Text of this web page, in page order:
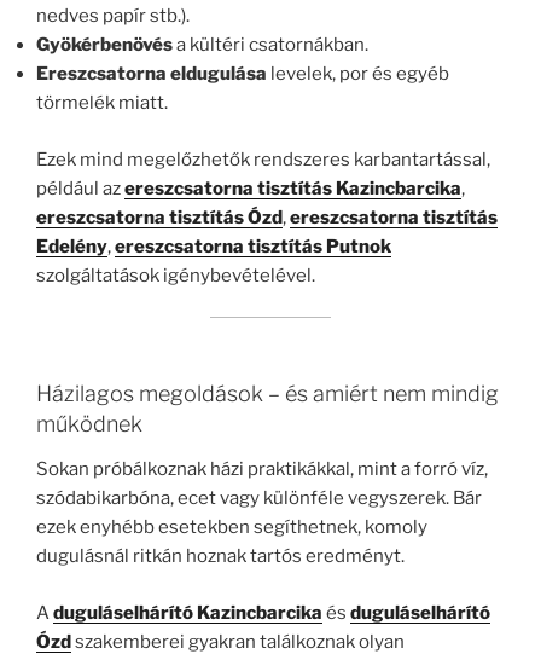
nedves papír stb.).
Gyökérbenövésa kültéri csatornákban.
Ereszcsatorna eldugulása levelek, por és egyéb
törmelék miatt.
Ezek mind megelőzhetők rendszeres karbantartással,
például azereszcsatorna tisztítás Kazincbarcika,
ereszcsatorna tisztítás Ózd,ereszcsatorna tisztítás
Edelény,ereszcsatorna tisztítás Putnok
szolgáltatások igénybevételével.
Házilagos megoldások – és amiért nem mindig
működnek
Sokan próbálkoznak házi praktikákkal, mint a forró víz,
szódabikarbóna, ecet vagy különféle vegyszerek. Bár
ezek enyhébb esetekben segíthetnek, komoly
dugulásnál ritkán hoznak tartós eredményt.
A duguláselhárító Kazincbarcika és duguláselhárító
Ózdszakemberei gyakran találkoznak olyan